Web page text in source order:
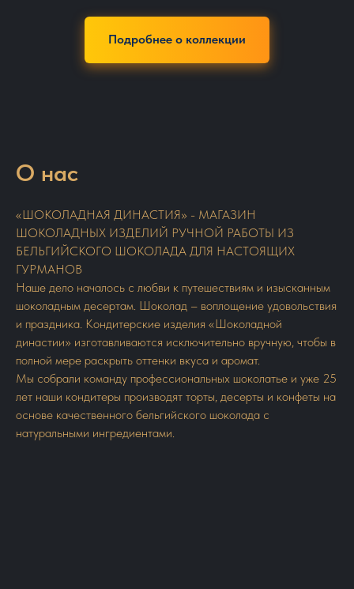
Подробнее о коллекции
О нас
«ШОКОЛАДНАЯ ДИНАСТИЯ» - МАГАЗИН
ШОКОЛАДНЫХ ИЗДЕЛИЙ РУЧНОЙ РАБОТЫ ИЗ
БЕЛЬГИЙСКОГО ШОКОЛАДА ДЛЯ НАСТОЯЩИХ
ГУРМАНОВ
Наше дело началось с любви к путешествиям и изысканным
шоколадным десертам. Шоколад – воплощение удовольствия
и праздника. Кондитерские изделия «Шоколадной
династии» изготавливаются исключительно вручную, чтобы в
полной мере раскрыть оттенки вкуса и аромат.
Мы собрали команду профессиональных шоколатье и уже 25
лет наши кондитеры производят торты, десерты и конфеты на
основе качественного бельгийского шоколада с
натуральными ингредиентами.